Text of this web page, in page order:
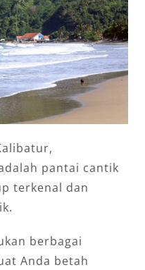
pantai cantik
terkenal dan
berbagai
Anda betah